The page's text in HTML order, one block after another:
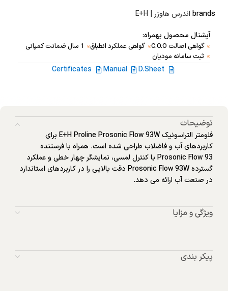
brands اندرس هاوزر | E+H
آپشنال محصول بهمراه:
گواهی اصالت C.O.O گواهی عملکرد انطباق
1 سال ضمانت کمپانی
ثبت سامانه مودیان
D.Sheet
Manual
Certificates
توضیحات
فلومتر التراسونیک E+H Proline Prosonic Flow 93W برای
کاربردهای آب و فاضلاب طراحی شده است. همراه با فرستنده
Prosonic Flow 93 با کنترل لمسی، نمایشگر چهار خطی و عملکرد
گسترده Prosonic Flow 93W دقت بالایی را در کاربردهای استاندارد
در صنعت آب ارائه می دهد.
ویژگی و مزایا
پیکر بندی